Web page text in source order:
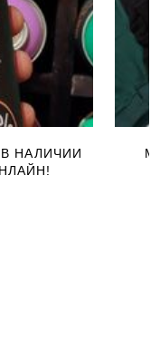
В НАЛИЧИИ